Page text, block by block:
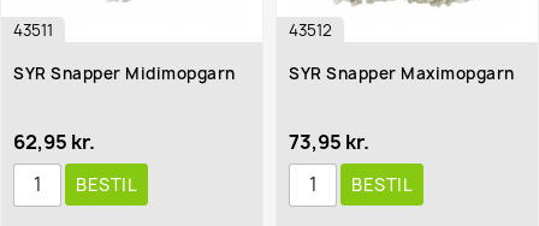
43511
SYR Snapper Midimopgarn
62,95 kr.
BESTIL
43512
SYR Snapper Maximopgarn
73,95 kr.
BESTIL